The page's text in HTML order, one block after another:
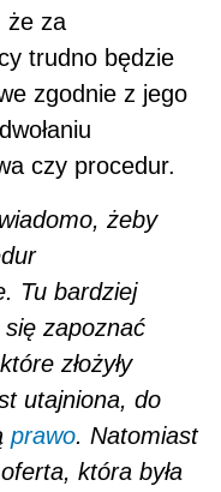
że za
trudno będzie
zgodnie z jego
czy procedur.
żeby
Tu bardziej
zapoznać
złożyły
utajniona, do
prawo. Natomiast
która była